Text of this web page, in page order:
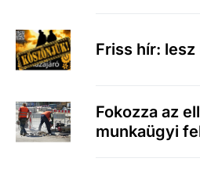
Friss hír: lesz
Fokozza az
munkaügyi